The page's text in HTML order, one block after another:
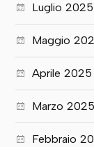
Luglio 2025
Maggio
Aprile 2025
Marzo 2025
Febbraio